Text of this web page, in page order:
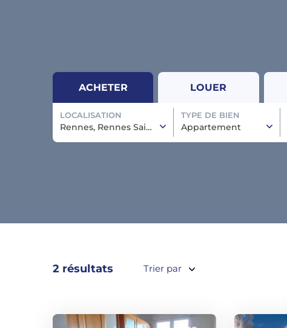
ACHETER LOUER
LOCALISATION
Rennes, Rennes Sainte-Thérèse
TYPE DE BIEN
Appartement
2 résultats Trier par